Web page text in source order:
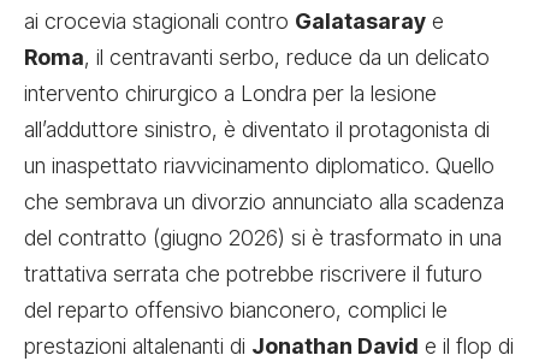
ai crocevia stagionali contro Galatasaray e
Roma, il centravanti serbo, reduce da un delicato
intervento chirurgico a Londra per la lesione
all’adduttore sinistro, è diventato il protagonista di
un inaspettato riavvicinamento diplomatico. Quello
che sembrava un divorzio annunciato alla scadenza
del contratto (giugno 2026) si è trasformato in una
trattativa serrata che potrebbe riscrivere il futuro
del reparto offensivo bianconero, complici le
prestazioni altalenanti di Jonathan David e il flop di